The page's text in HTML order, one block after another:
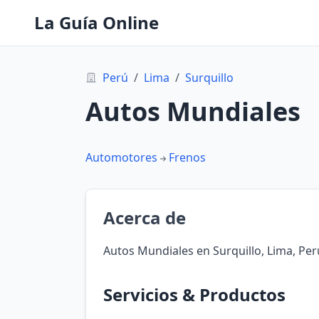
La Guía Online
Perú / Lima / Surquillo
Autos Mundiales
Automotores Frenos
Acerca de
Autos Mundiales en Surquillo, Lima,
Servicios & Productos